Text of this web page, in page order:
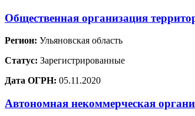
Общественная организация
Регион: Ульяновская область
Статус: Зарегистрированные
Дата ОГРН: 05.11.2020
Автономная некоммерческая